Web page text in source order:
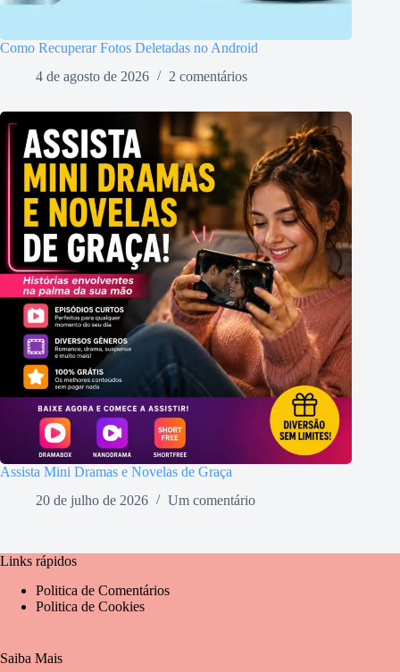
Como Recuperar Fotos Deletadas no Android
4 de agosto de 2026
2 comentários
Assista Mini Dramas e Novelas de Graça
20 de julho de 2026
Um comentário
Links rápidos
Politica de Comentários
Politica de Cookies
Saiba Mais